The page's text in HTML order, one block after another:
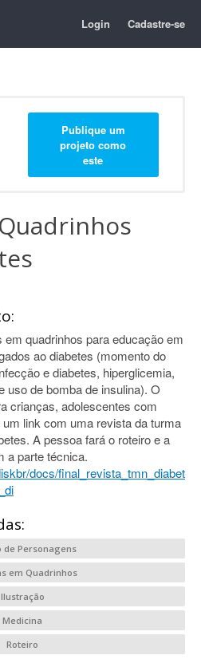
Login Cadastre-se
Publique um
projeto como
este
quadrinhos para educação em
ao diabetes (momento do
e diabetes, hiperglicemia,
uso de bomba de insulina). O
crianças, adolescentes com
link com uma revista da turma
A pessoa fará o roteiro e a
a parte técnica.
docs/final_revista_tmn_diabet
de Personagens
em Quadrinhos
Ilustração
Medicina
Roteiro